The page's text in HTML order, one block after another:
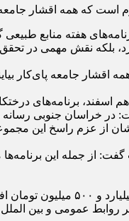
که همه اقشار جامعه
هفته منابع طبیعی
دارد، بلکه نقش مهمی در
جامعه پای‌کار
اسفند، برنامه‌های
در خراسان جنوبی
از عزم راسخ این
از جمله این برنامه‌ها
مدیرکل منابع طبیعی و آبخیز داری استان افزود: در هفته درختکاری، ۱۱
عمومی و بین